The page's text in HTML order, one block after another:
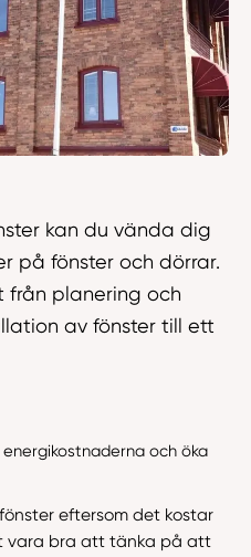
kan du vända dig
på fönster och dörrar.
från planering och
av fönster till ett
och öka
eftersom det kostar
vara bra att tänka på att